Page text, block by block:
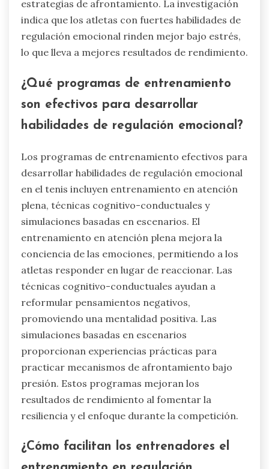
de respiración y prácticas de visualización que
mejoran el enfoque y la resiliencia. Los
jugadores a menudo participan en
simular situaciones de alta presión, lo que les
permite desarrollar respuestas emocionales y
estrategias de afrontamiento. La investigación
indica que los atletas con fuertes habilidades de
lo que lleva a mejores resultados de rendimiento.
¿Qué programas de entrenamiento
son efectivos para desarrollar
habilidades de regulación emocional?
Los programas de entrenamiento efectivos para
desarrollar habilidades de regulación emocional
en el tenis incluyen entrenamiento en atención
plena, técnicas cognitivo-conductuales y
simulaciones basadas en escenarios. El
entrenamiento en atención plena mejora la
conciencia de las emociones, permitiendo a los
atletas responder en lugar de reaccionar. Las
técnicas cognitivo-conductuales ayudan a
reformular pensamientos negativos,
promoviendo una mentalidad positiva. Las
simulaciones basadas en escenarios
proporcionan experiencias prácticas para